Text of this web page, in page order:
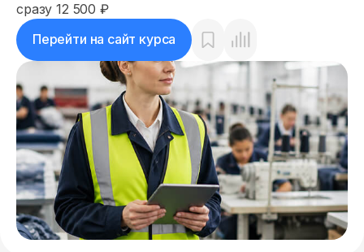
сразу 12 500 ₽
Перейти на сайт курса